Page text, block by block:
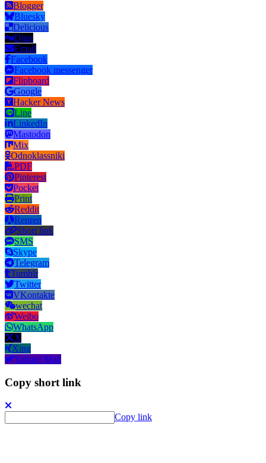
Blogger
Bluesky
Delicious
Digg
Email
Facebook
Facebook messenger
Flipboard
Google
Hacker News
Line
LinkedIn
Mastodon
Mix
Odnoklassniki
PDF
Pinterest
Pocket
Print
Reddit
Renren
Short link
SMS
Skype
Telegram
Tumblr
Twitter
VKontakte
wechat
Weibo
WhatsApp
X
Xing
Yahoo! Mail
Copy short link
Copy link